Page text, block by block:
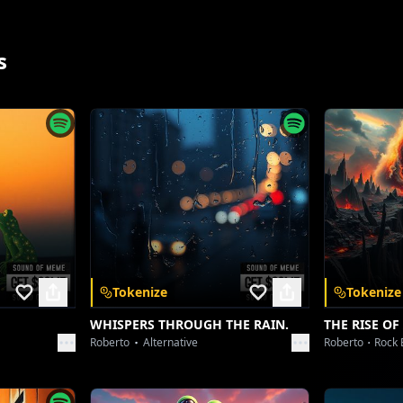
mulțumirea e mai mare, nu e tristă nicicum.
alertând, beat de trap subtil, voce mai puternică]
doamna învățătoare, pentru tot ce ne-ați dat,
Pentru dragoste și har, pentru tot ce ați lucrat.
asta-i pentru voi, un om cât o împărăție,
de drumuri ne despart, rămâi în amintire.
2 - Mai ritmat, cu inflexiuni de rap nostalgic]
Am crescut, am zâmbit, am visat și-am alergat,
Prin clasele tale, sufletul ne-ai vindecat.
Construind viitorul, cu multă bucurie.
Tokenize
WHISPERS THROUGH THE RAIN.
Roberto Alternative
Tokenize
THE RISE OF
Roberto Rock
unlock a